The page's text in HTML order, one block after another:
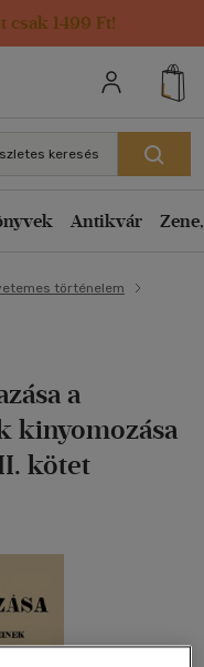
csak 1499 Ft!
keresés
Antikvár
történelem
a
kinyomozása
kötet